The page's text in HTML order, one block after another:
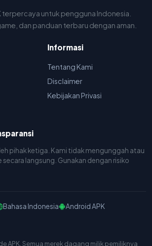
terpercaya untuk pengguna Indonesia.
dan panduan terbaru dengan aman.
Informasi
Tentang Kami
Disclaimer
Kebijakan Privasi
pihak ketiga. Kami tidak mengunggah atau
langsung. Gunakan dengan risiko
Bahasa Indonesia
Android APK
APK. Semua merek dagang milik pemiliknya